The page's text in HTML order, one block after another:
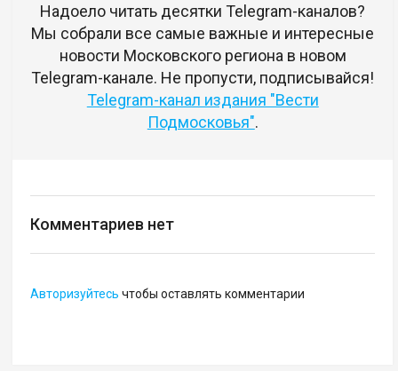
Надоело читать десятки Telegram-каналов?
Мы собрали все самые важные и интересные
новости Московского региона в новом
Telegram-канале. Не пропусти, подписывайся!
Telegram-канал издания "Вести
Подмосковья".
Комментариев нет
Авторизуйтесь чтобы оставлять комментарии